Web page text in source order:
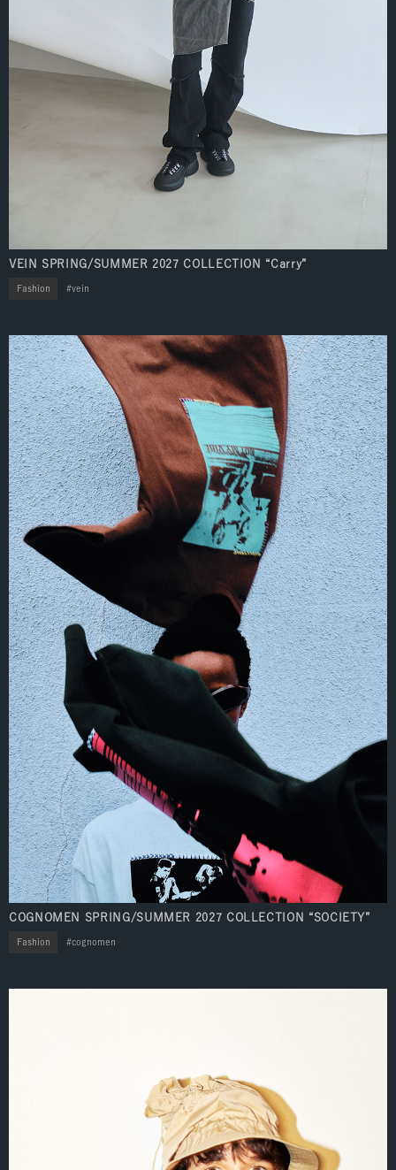
VEIN SPRING/SUMMER 2027 COLLECTION “Carry”
Fashion vein
COGNOMEN SPRING/SUMMER 2027 COLLECTION “SOCIETY”
Fashion cognomen